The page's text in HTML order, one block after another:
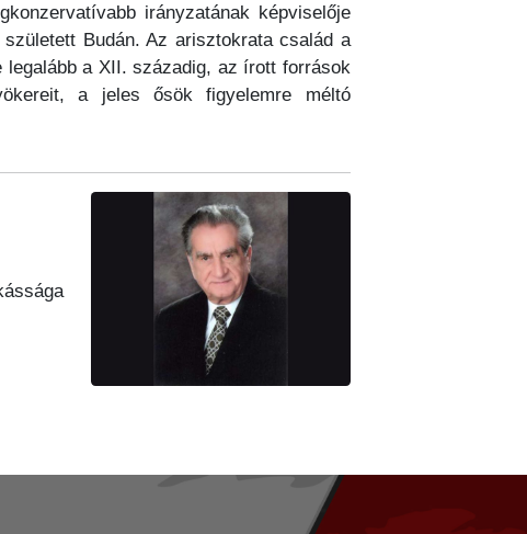
irányzatának képviselője
Budán. Az arisztokrata család a
a XII. századig, az írott források
a jeles ősök figyelemre méltó